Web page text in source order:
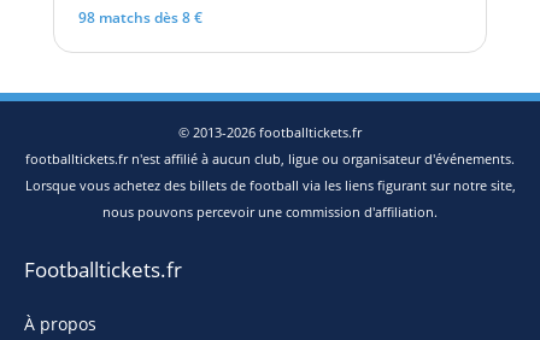
98 matchs dès 8 €
© 2013-2026 footballtickets.fr
footballtickets.fr n'est affilié à aucun club, ligue ou organisateur d'événements.
Lorsque vous achetez des billets de football via les liens figurant sur notre site,
nous pouvons percevoir une commission d'affiliation.
Footballtickets.fr
À propos